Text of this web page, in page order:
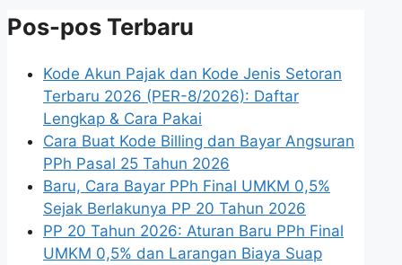
Pos-pos Terbaru
Kode Akun Pajak dan Kode Jenis Setoran
Terbaru 2026 (PER-8/2026): Daftar
Lengkap & Cara Pakai
Cara Buat Kode Billing dan Bayar Angsuran
PPh Pasal 25 Tahun 2026
Baru, Cara Bayar PPh Final UMKM 0,5%
Sejak Berlakunya PP 20 Tahun 2026
PP 20 Tahun 2026: Aturan Baru PPh Final
UMKM 0,5% dan Larangan Biaya Suap